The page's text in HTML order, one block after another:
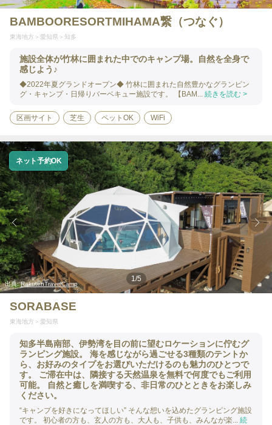
BAMBOORESORTMIHAMA繋（つなぐ）
東海地方 愛知県 知多
施設全体が竹林に囲まれた中でのキャンプ場。自然を全身で
感じよう♪
◆2022年夏グランドオープン◆ 竹林に囲まれた自然豊かなグランピン
グ・キャンプ・日帰りバーベキュー施設です。 【BAM... 続きを読む >
区画サイト 芝生 ペットOK WiFi
出典:RakutenTravelCamp
1/5
ネット予約OK
SORABASE
東海地方 愛知県
知多半島南部、伊勢湾を目の前に望むロケーションに佇むグ
ランピング施設。 海を感じながら過ごせる3種類のテントか
ら、お好みのタイプをお選びいただけるのも魅力のひとつで
す。 ご滞在中は、隣接する天然温泉を無料で何度でもご利用
可能。 自然と癒しを満喫する、非日常のひとときをお楽しみ
ください。
“キャンプを好きになってほしい” そんな想いを込めたグランピング施設
です。 初心者の方も、玄人の方も、大人も、子供も、みんなが楽... 続